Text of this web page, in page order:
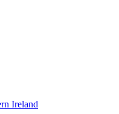
Ireland